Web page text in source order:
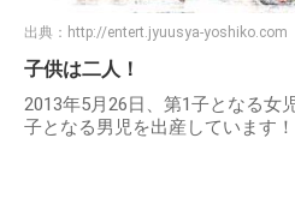
出典： http://entert.jyuusya-yoshiko.com
子供は二人！
2013年5月26日、第1子となる女
子となる男児を出産しています！